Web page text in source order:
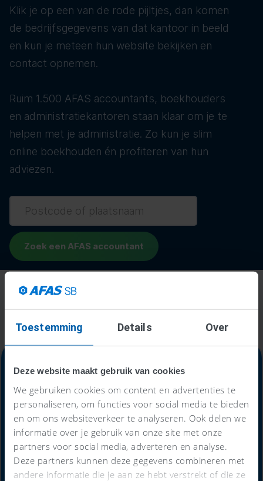
Toestemming Details Over
Deze website maakt gebruik van cookies
We gebruiken cookies om content en advertenties te
personaliseren, om functies voor social media te bieden
en om ons websiteverkeer te analyseren. Ook delen we
informatie over je gebruik van onze site met onze
partners voor social media, adverteren en analyse.
Deze partners kunnen deze gegevens combineren met
andere informatie die je aan ze hebt verstrekt of die ze
Klik je op een van de rode pijltjes, dan komen
de bedrijfsgegevens van dat kantoor in beeld
en kun je meteen hun website bekijken en
contact opnemen.
Ruim 1.500 AFAS accountants, boekhouders
en administratiekantoren staan klaar om je te
helpen met je administratie. Zo kun je slim
online boekhouden én profiteren van hun
adviezen.
Alles-in-één-prijs
€59